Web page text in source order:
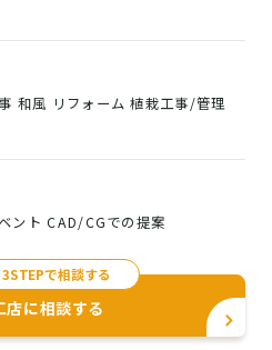
野市・和泉市・茨木市・大阪狭山
・大阪市生野区・大阪市北区・大
鶴見区・大阪市天王寺区・大阪市
区・大阪市西淀川区・大阪市東住
川区・大阪市平野区・大阪市福島
市南区・堺市美原区・四條畷市・
・泉北郡・高石市・高槻市・大東
原市・三島郡・南河内郡・箕面市・
・赤穂市・朝来市・芦屋市・尼崎
野市・加古川市・加古郡・加西
和風 リフォーム 植栽工事/管理
ント CAD/CGでの提案
で相談する
店に相談する